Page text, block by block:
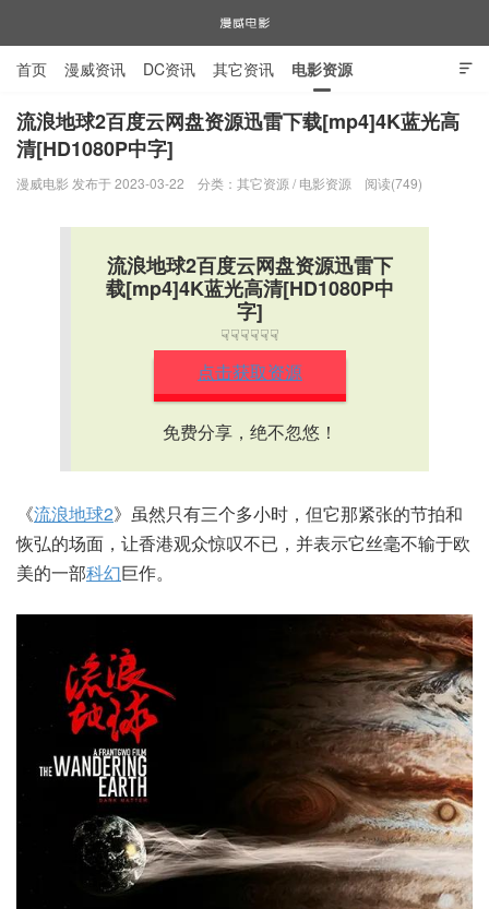
漫威电影

首页 漫威资讯 DC资讯 其它资讯 电影资源
电视剧资源 漫威图片
流浪地球2百度云网盘资源迅雷下载[mp4]4K蓝光高
清[HD1080P中字]
漫威电影 发布于 2023-03-22 分类： 其它资源 / 电影资源 阅读(749)
流浪地球2百度云网盘资源迅雷下
载[mp4]4K蓝光高清[HD1080P中
字]
☟☟☟☟☟☟
点击获取资源
免费分享，绝不忽悠！
《流浪地球2》虽然只有三个多小时，但它那紧张的节拍和
恢弘的场面，让香港观众惊叹不已，并表示它丝毫不输于欧
美的一部科幻巨作。